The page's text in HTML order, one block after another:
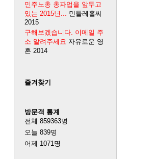
민주노총 총파업을 앞두고
있는 2015년... 민들레홀씨
2015
구해보겠습니다. 이메일 주
소 알려주세요 자유로운 영
혼 2014
즐겨찾기
방문객 통계
전체 859363명
오늘 839명
어제 1071 명